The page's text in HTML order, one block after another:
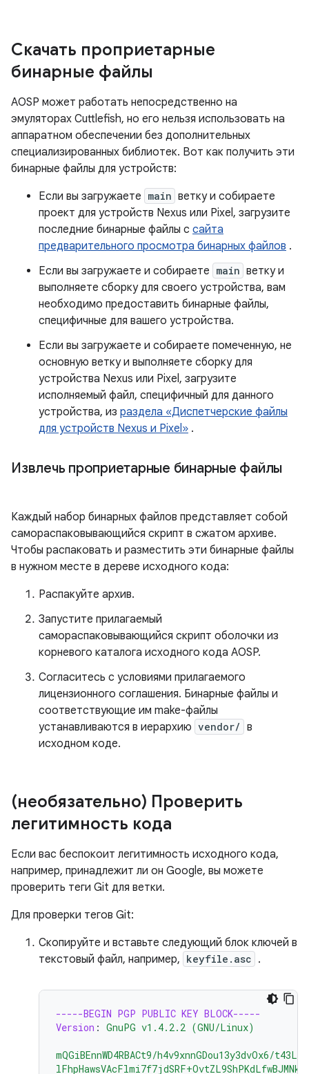
Скачать проприетарные
бинарные файлы
AOSP может работать непосредственно на
эмуляторах Cuttlefish, но его нельзя использовать на
аппаратном обеспечении без дополнительных
специализированных библиотек. Вот как получить эти
бинарные файлы для устройств:
Если вы загружаете main ветку и собираете
проект для устройств Nexus или Pixel, загрузите
последние бинарные файлы с сайта
предварительного просмотра бинарных файлов .
Если вы загружаете и собираете main ветку и
выполняете сборку для своего устройства, вам
необходимо предоставить бинарные файлы,
специфичные для вашего устройства.
Если вы загружаете и собираете помеченную, не
основную ветку и выполняете сборку для
устройства Nexus или Pixel, загрузите
исполняемый файл, специфичный для данного
устройства, из раздела «Диспетчерские файлы
для устройств Nexus и Pixel» .
Извлечь проприетарные бинарные файлы
Каждый набор бинарных файлов представляет собой
самораспаковывающийся скрипт в сжатом архиве.
Чтобы распаковать и разместить эти бинарные файлы
в нужном месте в дереве исходного кода:
Распакуйте архив.
Запустите прилагаемый
самораспаковывающийся скрипт оболочки из
корневого каталога исходного кода AOSP.
Согласитесь с условиями прилагаемого
лицензионного соглашения. Бинарные файлы и
соответствующие им make-файлы
устанавливаются в иерархию vendor/ в
исходном коде.
(необязательно) Проверить
легитимность кода
Если вас беспокоит легитимность исходного кода,
например, принадлежит ли он Google, вы можете
проверить теги Git для ветки.
Для проверки тегов Git:
Скопируйте и вставьте следующий блок ключей в
текстовый файл, например, keyfile.asc .
-----BEGIN PGP PUBLIC KEY BLOCK-----
Version : GnuPG v1.4.2.2 (GNU/Linux)
mQGiBEnnWD4RBACt9/h4v9xnnGDou13y3dvOx6/